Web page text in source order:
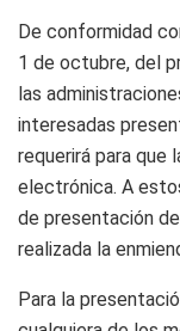
De conformidad
1 de octubre, del
las
interesadas
requerirá para que
electrónica. A
de presentación
realizada la
Para la